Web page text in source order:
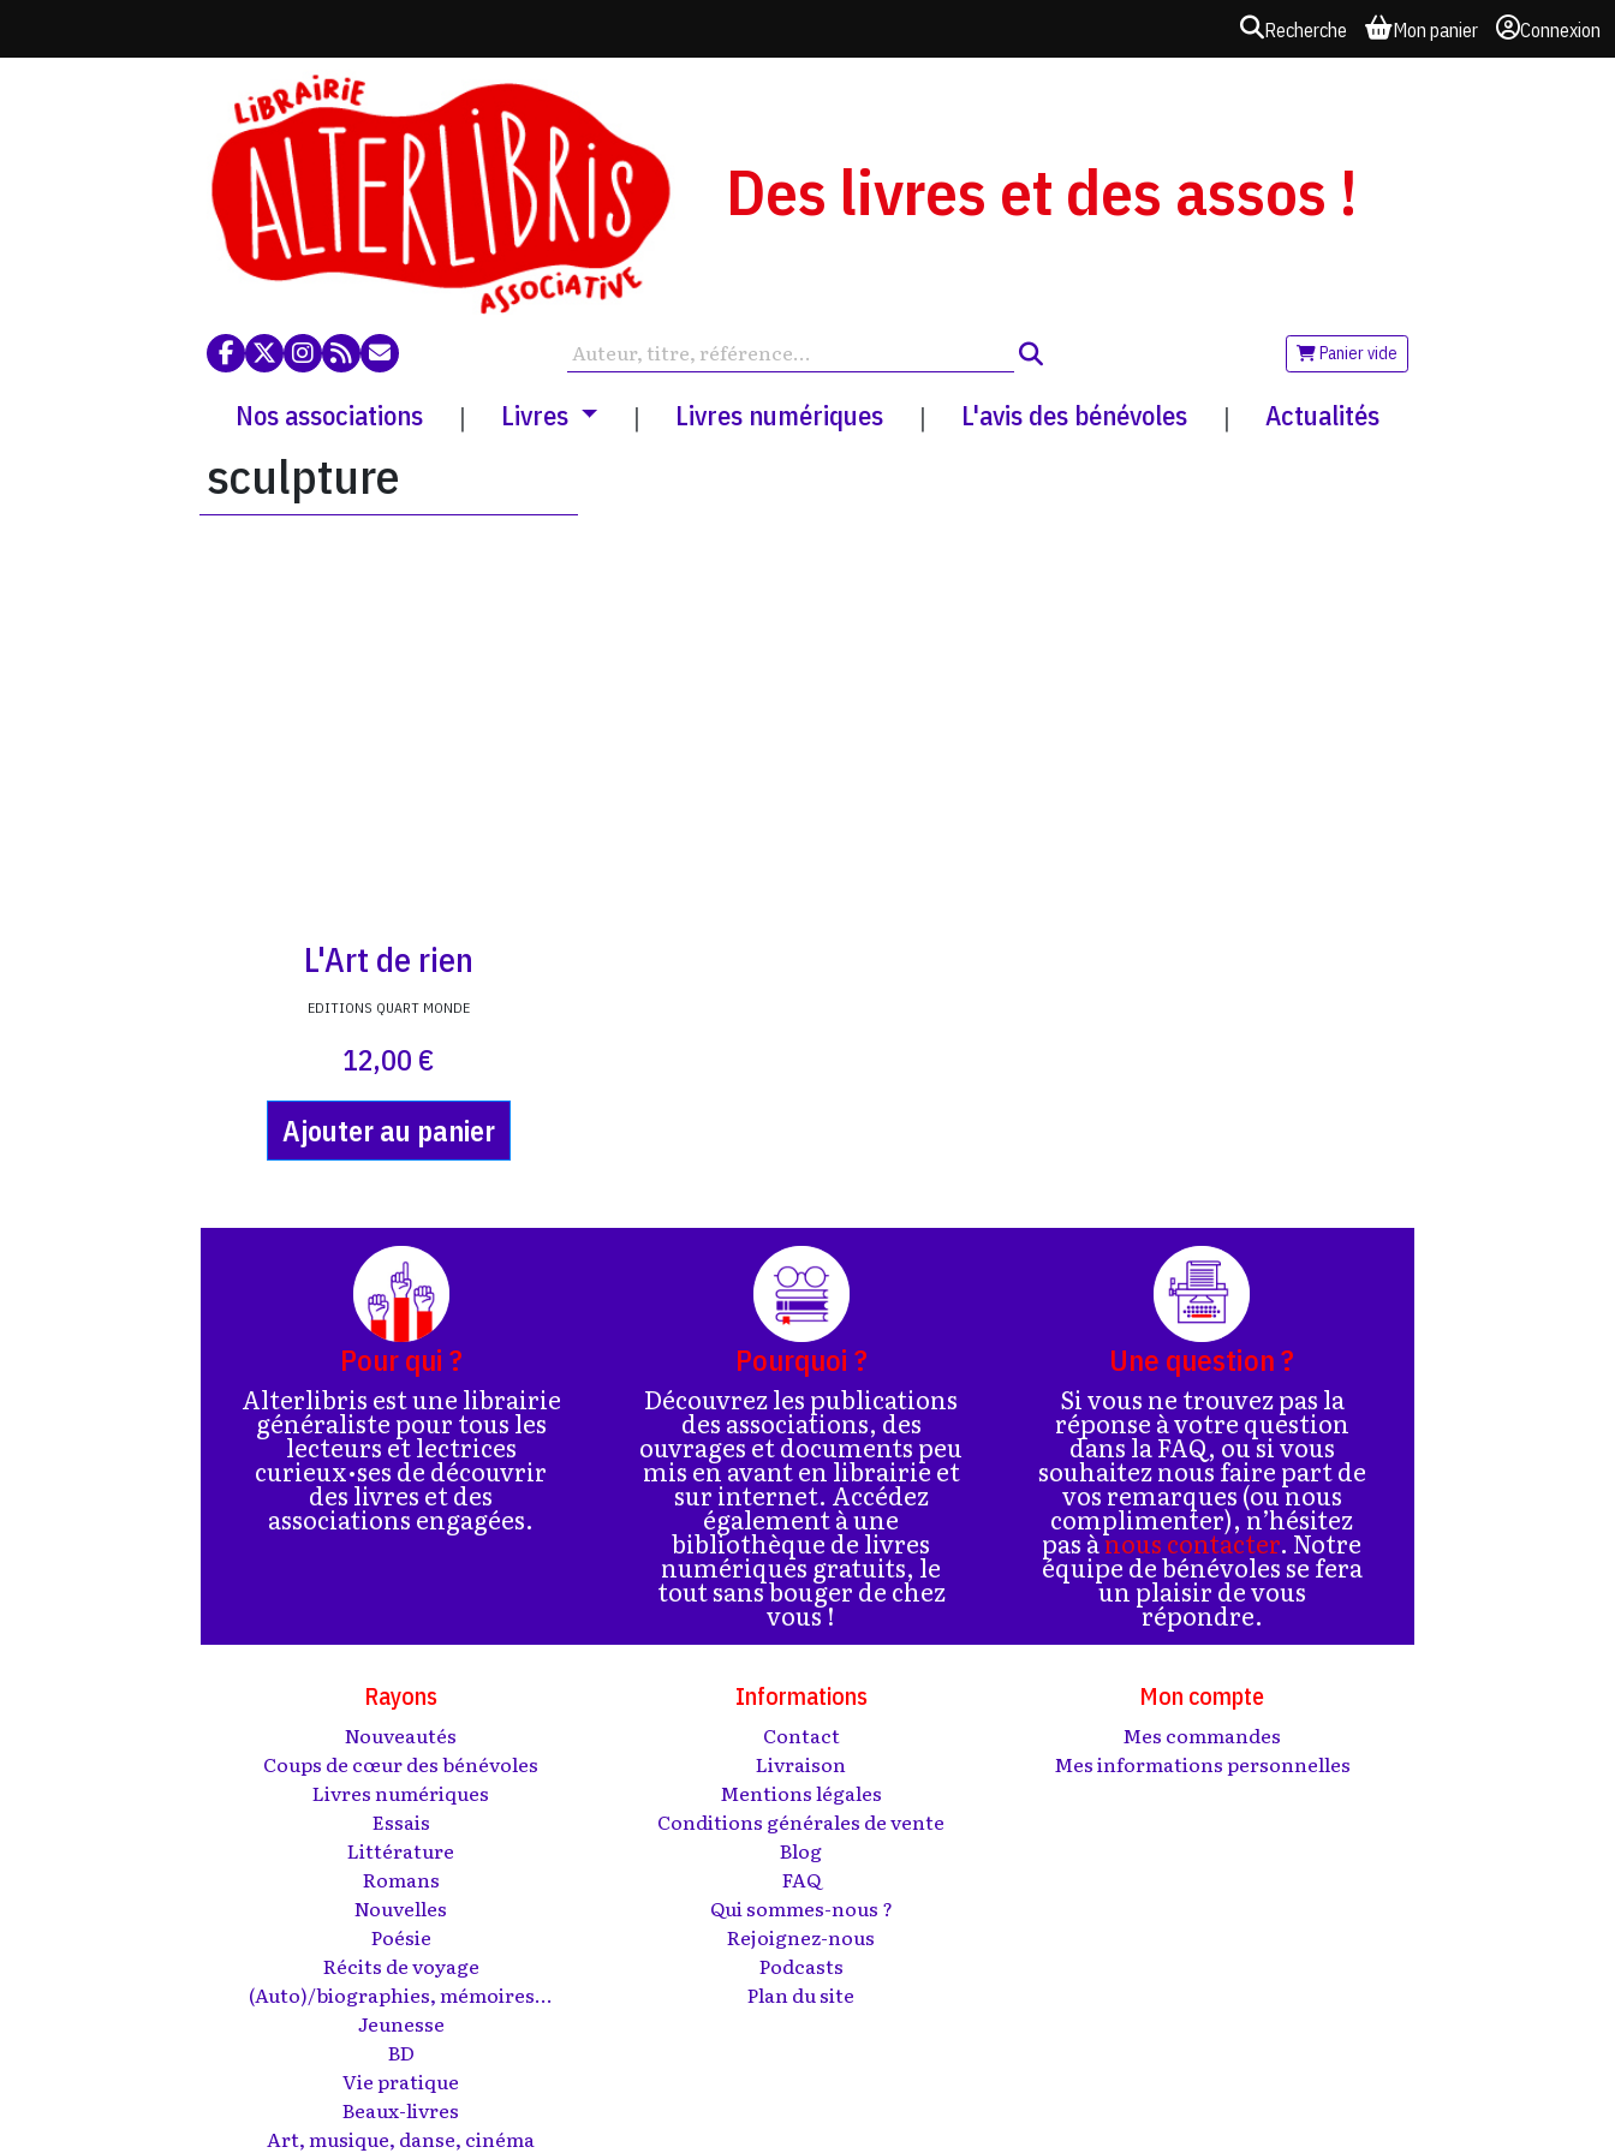
Recherche Mon panier Connexion
Des livres et des assos !
Panier vide
Nos associations | Livres | Livres numériques | L'avis des bénévoles | Actualités
sculpture
L'Art de rien
EDITIONS QUART MONDE
12,00 €
Ajouter au panier
Pour qui ?
Alterlibris est une librairie
généraliste pour tous les
lecteurs et lectrices
curieux•ses de découvrir
des livres et des
associations engagées.
Pourquoi ?
Découvrez les publications
des associations, des
ouvrages et documents peu
mis en avant en librairie et
sur internet. Accédez
également à une
bibliothèque de livres
numériques gratuits, le
tout sans bouger de chez
vous !
Une question ?
Si vous ne trouvez pas la
réponse à votre question
dans la FAQ, ou si vous
souhaitez nous faire part de
vos remarques (ou nous
complimenter), n’hésitez
pas ànous contacter. Notre
équipe de bénévoles se fera
un plaisir de vous
répondre.
Rayons
Nouveautés
Coups de cœur des bénévoles
Livres numériques
Essais
Littérature
Romans
Nouvelles
Poésie
Récits de voyage
(Auto)/biographies, mémoires...
Jeunesse
BD
Vie pratique
Beaux-livres
Art, musique, danse, cinéma
Informations
Contact
Livraison
Mentions légales
Conditions générales de vente
Blog
FAQ
Qui sommes-nous ?
Rejoignez-nous
Podcasts
Plan du site
Mon compte
Mes commandes
Mes informations personnelles